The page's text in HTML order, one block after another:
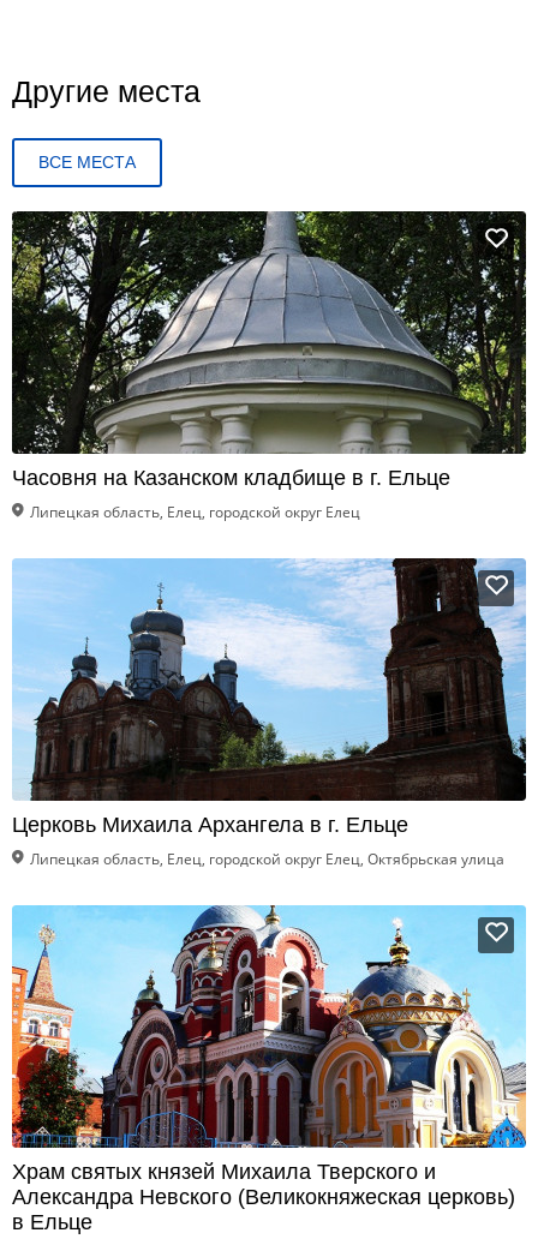
Другие места
ВСЕ МЕСТА
Часовня на Казанском кладбище в г. Ельце
Липецкая область, Елец, городской округ Елец
Церковь Михаила Архангела в г. Ельце
Липецкая область, Елец, городской округ Елец, Октябрьская улица
Храм святых князей Михаила Тверского и
Александра Невского (Великокняжеская церковь)
в Ельце